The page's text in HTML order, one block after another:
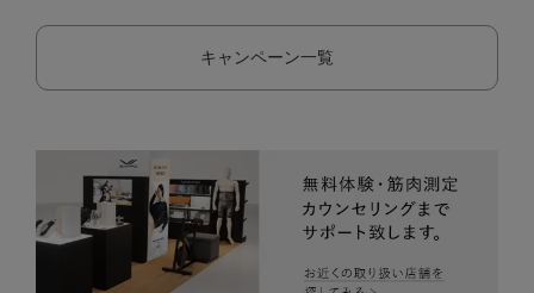
キャンペーン一覧